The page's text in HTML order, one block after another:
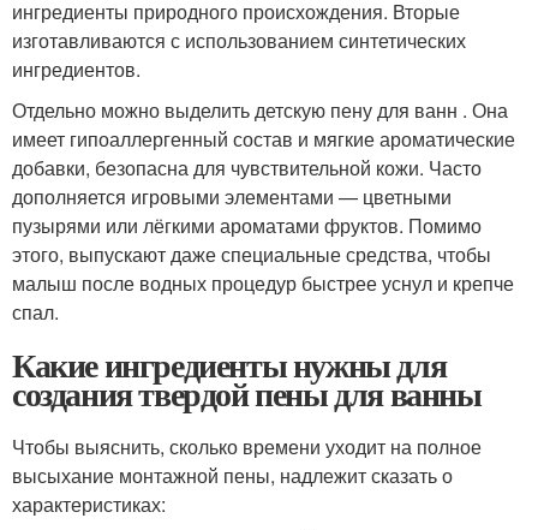
ингредиенты природного происхождения. Вторые
изготавливаются с использованием синтетических
ингредиентов.
Отдельно можно выделить детскую пену для ванн . Она
имеет гипоаллергенный состав и мягкие ароматические
добавки, безопасна для чувствительной кожи. Часто
дополняется игровыми элементами — цветными
пузырями или лёгкими ароматами фруктов. Помимо
этого, выпускают даже специальные средства, чтобы
малыш после водных процедур быстрее уснул и крепче
спал.
Какие ингредиенты нужны для
создания твердой пены для ванны
Чтобы выяснить, сколько времени уходит на полное
высыхание монтажной пены, надлежит сказать о
характеристиках: